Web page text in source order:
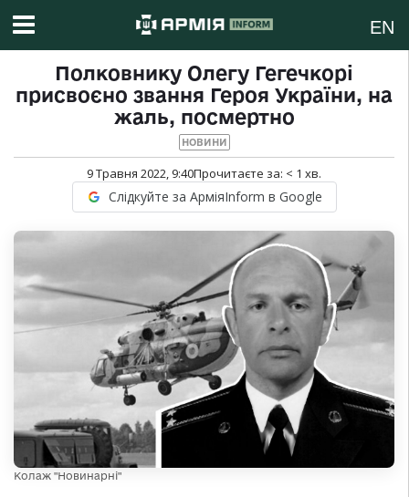
EN
Полковнику Олегу Гегечкорі
присвоєно звання Героя України, на
жаль, посмертно
НОВИНИ
9 Травня 2022, 9:40Прочитаєте за: < 1 хв.
Слідкуйте за АрміяInform в Google
Колаж "Новинарні"